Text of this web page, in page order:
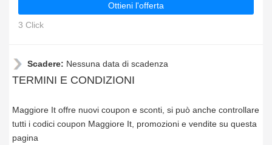
Ottieni l'offerta
3 Click
Scadere: Nessuna data di scadenza
TERMINI E CONDIZIONI
Maggiore It offre nuovi coupon e sconti, si può anche controllare
tutti i codici coupon Maggiore It, promozioni e vendite su questa
pagina